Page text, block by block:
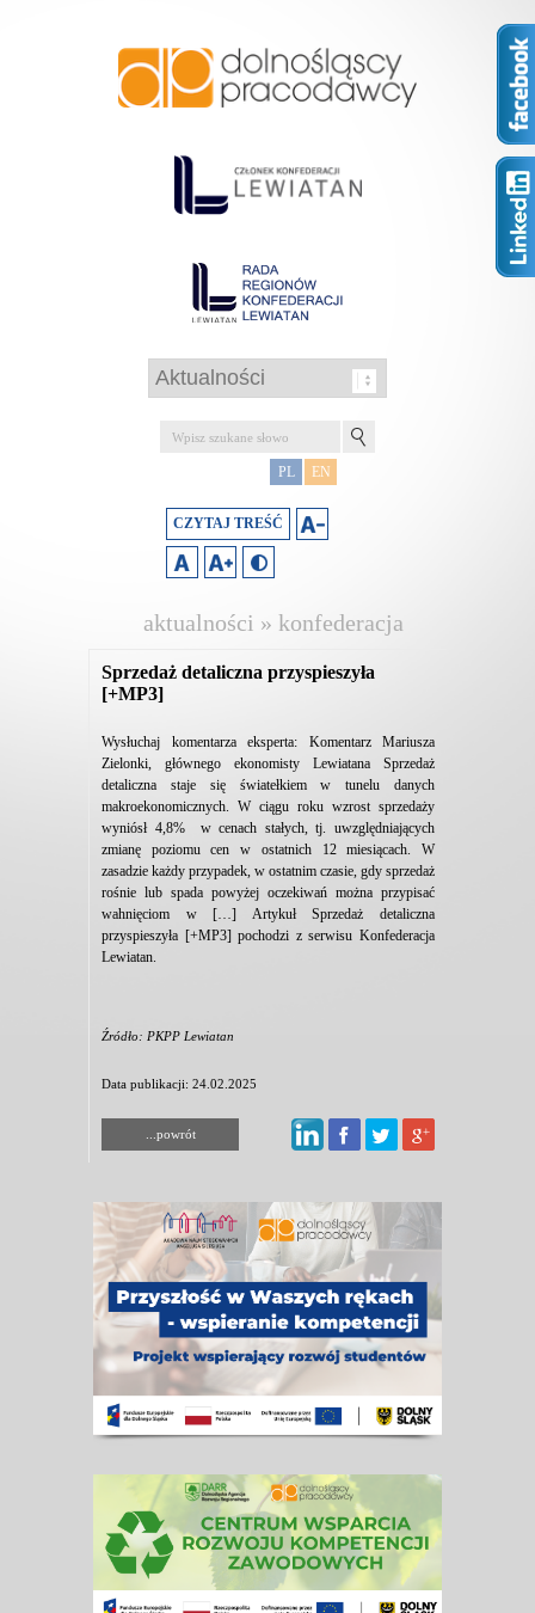
PL EN
CZYTAJ TREŚĆ
aktualności » konfederacja
Sprzedaż detaliczna przyspieszyła
[+MP3]
Wysłuchaj komentarza eksperta: Komentarz Mariusza
Zielonki, głównego ekonomisty Lewiatana Sprzedaż
detaliczna staje się światełkiem w tunelu danych
makroekonomicznych. W ciągu roku wzrost sprzedaży
wyniósł 4,8% w cenach stałych, tj. uwzględniających
zmianę poziomu cen w ostatnich 12 miesiącach. W
zasadzie każdy przypadek, w ostatnim czasie, gdy sprzedaż
rośnie lub spada powyżej oczekiwań można przypisać
wahnięciom w […] Artykuł Sprzedaż detaliczna
przyspieszyła [+MP3] pochodzi z serwisu Konfederacja
Lewiatan.
Źródło: PKPP Lewiatan
Data publikacji: 24.02.2025
...powrót